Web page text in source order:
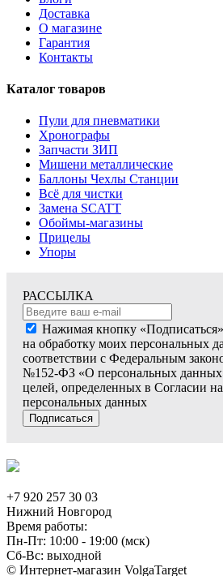
Доставка
О магазине
Гарантия
Контакты
Каталог товаров
Пули для пневматики
Хронографы
Запчасти ЗИП
Мишени металлические
Баллоны Чехлы Станции
Всё для чистки
Замена SCATT
Обоймы-магазины
Прицелы
Упоры
РАССЫЛКА
Нажимая кнопку
на обработку моих персональных
соответствии с Федеральным
№152-ФЗ «О персональных
целей, определенных в Согласии
персональных данных
Подписаться
+7 920 257 30 03
Нижний Новгород
Время работы:
Пн-Пт: 10:00 - 19:00 (мск)
Сб-Вс: выходной
© Интернет-магазин VolgaTarget